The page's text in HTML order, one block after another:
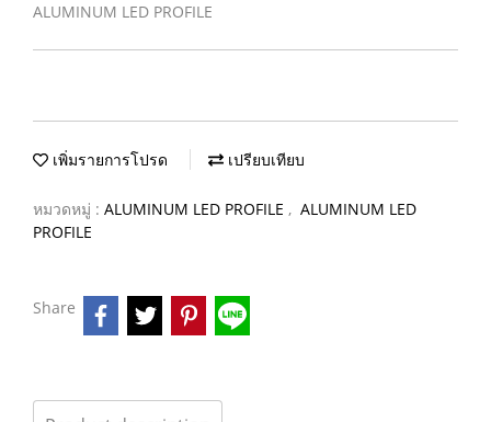
ALUMINUM LED PROFILE
เพิ่มรายการโปรด เปรียบเทียบ
หมวดหมู่ : ALUMINUM LED PROFILE , ALUMINUM LED
PROFILE
Share